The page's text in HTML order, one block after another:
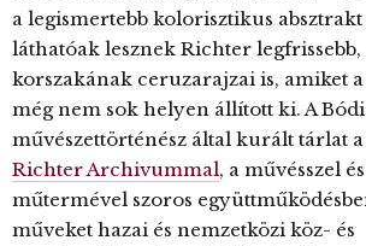
a legismertebb kolorisztikus
láthatóak lesznek Richter legfrissebb,
korszakának ceruzarajzai is, amiket
még nem sok helyen állított ki. A
művészettörténész által kurált tárlat
Richter Archivummal, a művésszel
műtermével szoros
műveket hazai és nemzetközi köz- és